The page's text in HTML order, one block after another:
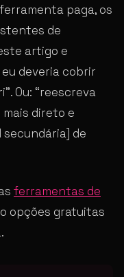
paga, os
de
artigo e
deveria cobrir
Ou: “reescreva
direto e
de
ferramentas de
opções gratuitas